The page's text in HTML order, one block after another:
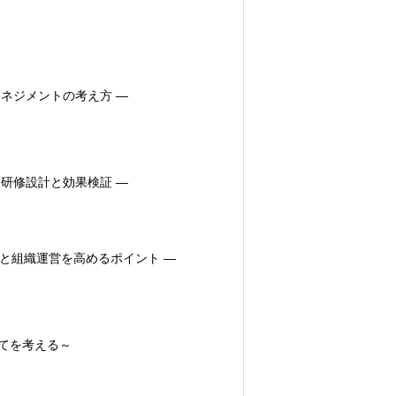
ネジメントの考え方 ―
研修設計と効果検証 ―
組織運営を高めるポイント ―
を考える～